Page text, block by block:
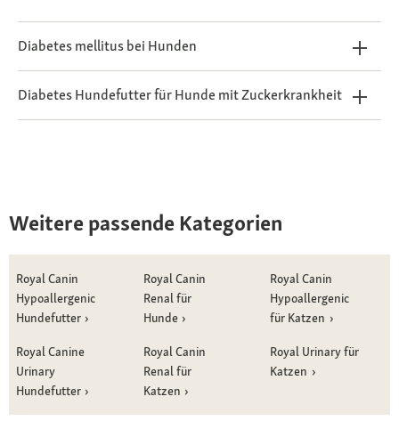
Diabetes mellitus bei Hunden
Diabetes Hundefutter für Hunde mit Zuckerkrankheit
Weitere passende Kategorien
Royal Canin
Hypoallergenic
Hundefutter
Royal Canin
Renal für
Hunde
Royal Canin
Hypoallergenic
für Katzen
Royal Canine
Urinary
Hundefutter
Royal Canin
Renal für
Katzen
Royal Urinary für
Katzen